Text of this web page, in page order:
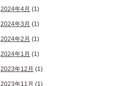
2024年4月 (1)
2024年3月 (1)
2024年2月 (1)
2024年1月 (1)
2023年12月 (1)
2023年11月 (1)